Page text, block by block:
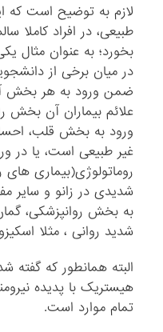
لازم به توضیح است که
طبیعی، در افراد
بخورد؛ به عنوان مثال
در میان برخی از
ضمن ورود به هر بخش
علائم بیماران آن بخش
ورود به بخش قلب،
غیر طبیعی است، یا در
روماتولوژی(بیماری
شدیدی در زانو و سایر
به بخش روانپزشکی،
شدید روانی ، مثلا
البته همانطور که گفته
هیستریک با پدیده
تمام موارد است.